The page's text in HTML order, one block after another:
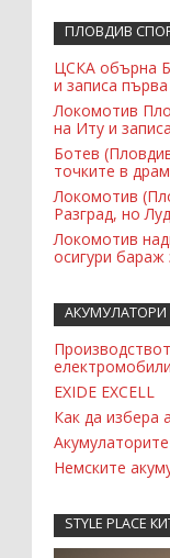
ПЛОВДИВ
ЦСКА обърна
и записа
Локомотив
на Иту и
Ботев
точките в
Локомотив
Разград, но
Локомотив
осигури бараж
АКУМУЛАТОРИ
EXIDE EXCELL
Как да избера
Немските
STYLE PLACE